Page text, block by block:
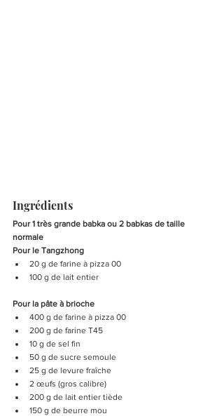
Ingrédients
Pour 1 très grande babka ou 2 babkas de taille
normale
Pour le Tangzhong
20 g de farine à pizza 00
100 g de lait entier
Pour la pâte à brioche
400 g de farine à pizza 00
200 g de farine T45
10 g de sel fin
50 g de sucre semoule
25 g de levure fraîche
2 œufs (gros calibre)
200 g de lait entier tiède
150 g de beurre mou